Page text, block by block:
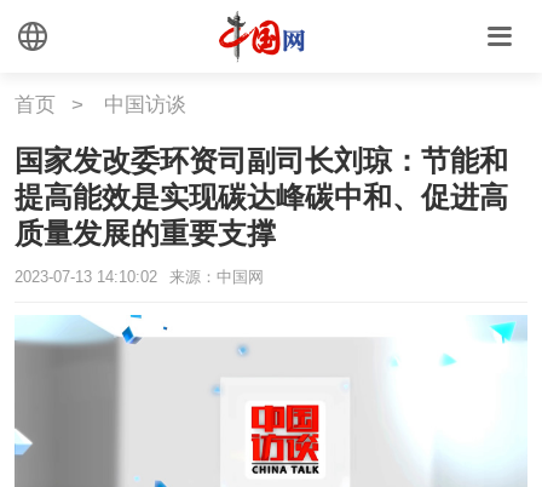
首页 > 中国访谈
国家发改委环资司副司长刘琼：节能和
提高能效是实现碳达峰碳中和、促进高
质量发展的重要支撑
2023-07-13 14:10:02 来源：中国网